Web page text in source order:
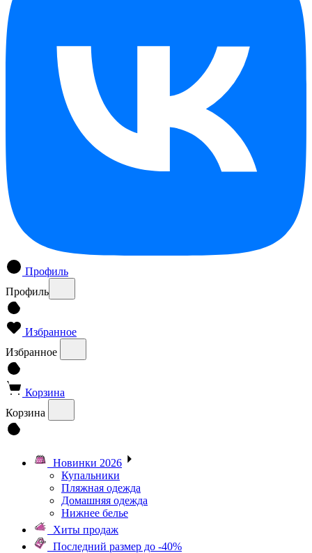
Профиль
Профиль
Избранное
Избранное
Корзина
Корзина
Новинки 2026
Купальники
Пляжная одежда
Домашняя одежда
Нижнее белье
Хиты продаж
Последний размер до -40%